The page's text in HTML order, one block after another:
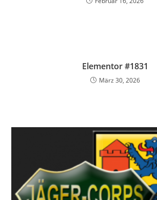
Elementor #1831
März 30, 2026